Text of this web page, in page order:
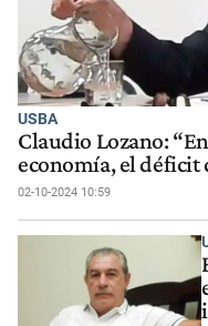
USBA
Claudio Lozano:
economía, el déficit
02-10-2024 10:59